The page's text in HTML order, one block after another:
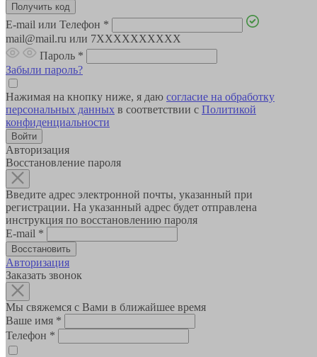
E-mail или Телефон *
mail@mail.ru или 7XXXXXXXXXX
Пароль *
Забыли пароль?
Нажимая на кнопку ниже, я даю согласие на обработку
персональных данных в соответствии с Политикой
конфиденциальности
Авторизация
Восстановление пароля
Введите адрес электронной почты, указанный при
регистрации. На указанный адрес будет отправлена
инструкция по восстановлению пароля
E-mail *
Авторизация
Заказать звонок
Мы свяжемся с Вами в ближайшее время
Ваше имя *
Телефон *